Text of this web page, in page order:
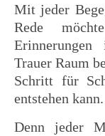
Mit jeder
Rede
Trauer Raum
Schritt für
entstehen kann.
Denn jeder